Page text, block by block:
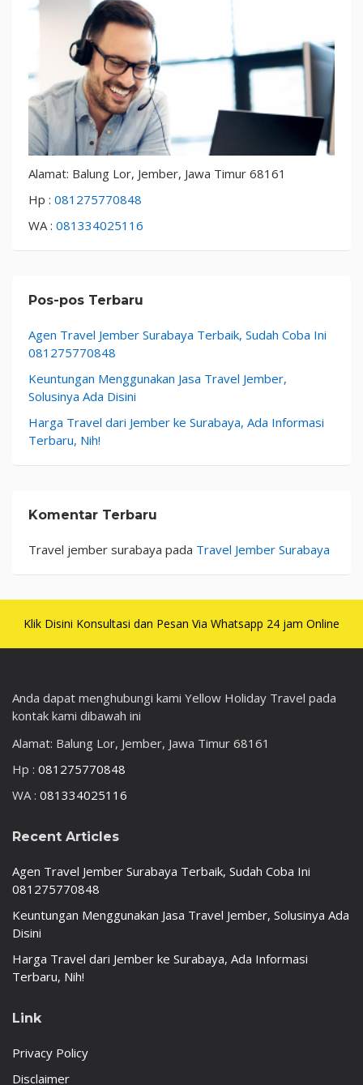
Alamat: Balung Lor, Jember, Jawa Timur 68161
Hp : 081275770848
WA : 081334025116
Pos-pos Terbaru
Agen Travel Jember Surabaya Terbaik, Sudah Coba Ini
081275770848
Keuntungan Menggunakan Jasa Travel Jember,
Solusinya Ada Disini
Harga Travel dari Jember ke Surabaya, Ada Informasi
Terbaru, Nih!
Komentar Terbaru
Travel jember surabaya pada Travel Jember Surabaya
Klik Disini Konsultasi dan Pesan Via Whatsapp 24 jam Online
Anda dapat menghubungi kami Yellow Holiday Travel pada
kontak kami dibawah ini
Alamat: Balung Lor, Jember, Jawa Timur 68161
Hp : 081275770848
WA : 081334025116
Recent Articles
Agen Travel Jember Surabaya Terbaik, Sudah Coba Ini
081275770848
Keuntungan Menggunakan Jasa Travel Jember, Solusinya Ada
Disini
Harga Travel dari Jember ke Surabaya, Ada Informasi
Terbaru, Nih!
Link
Privacy Policy
Disclaimer